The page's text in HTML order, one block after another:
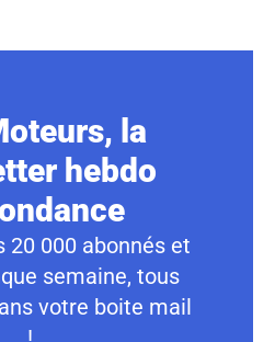
la
hebdo
20 000 abonnés et
semaine, tous
votre boite mail